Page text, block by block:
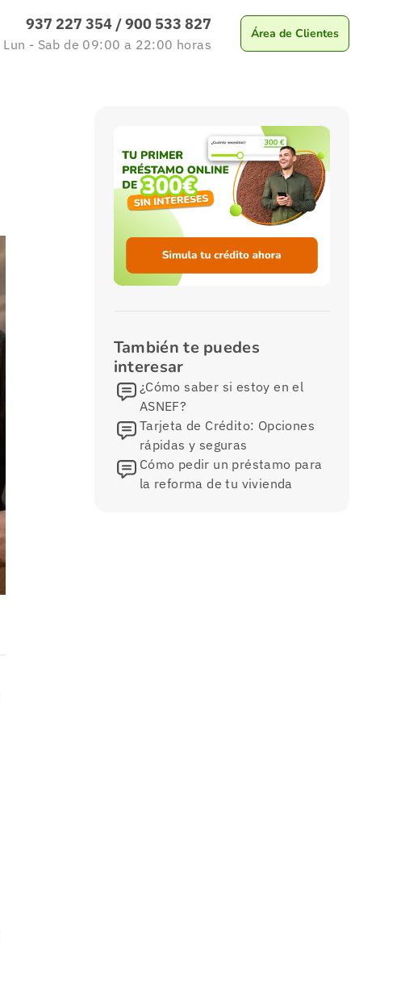
937 227 354 /900 533 827
Lun - Sab de 09:00 a 22:00 horas
Área de Clientes
También te puedes
interesar
¿Cómo saber si estoy en el
ASNEF?
Tarjeta de Crédito: Opciones
rápidas y seguras
Cómo pedir un préstamo para
la reforma de tu vivienda